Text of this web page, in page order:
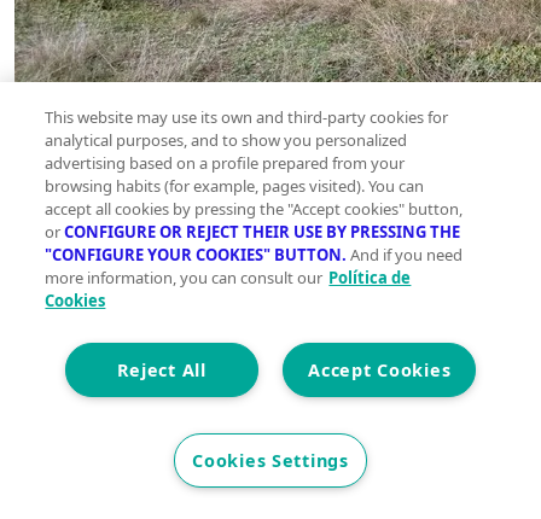
This website may use its own and third-party cookies for
analytical purposes, and to show you personalized
advertising based on a profile prepared from your
browsing habits (for example, pages visited). You can
accept all cookies by pressing the "Accept cookies" button,
orCONFIGURE OR REJECT THEIR USE BY PRESSING THE
"CONFIGURE YOUR COOKIES" BUTTON. And if you need
more information, you can consult our Política de
Cookies
Accept Cookies
Reject All
Cookies Settings